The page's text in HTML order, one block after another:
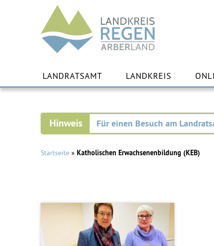
Landkreis
Regen
LANDRATSAMT LANDKREIS
Für einen Besuch am
Startseite » Katholischen Erwachsenenbildung (KEB)